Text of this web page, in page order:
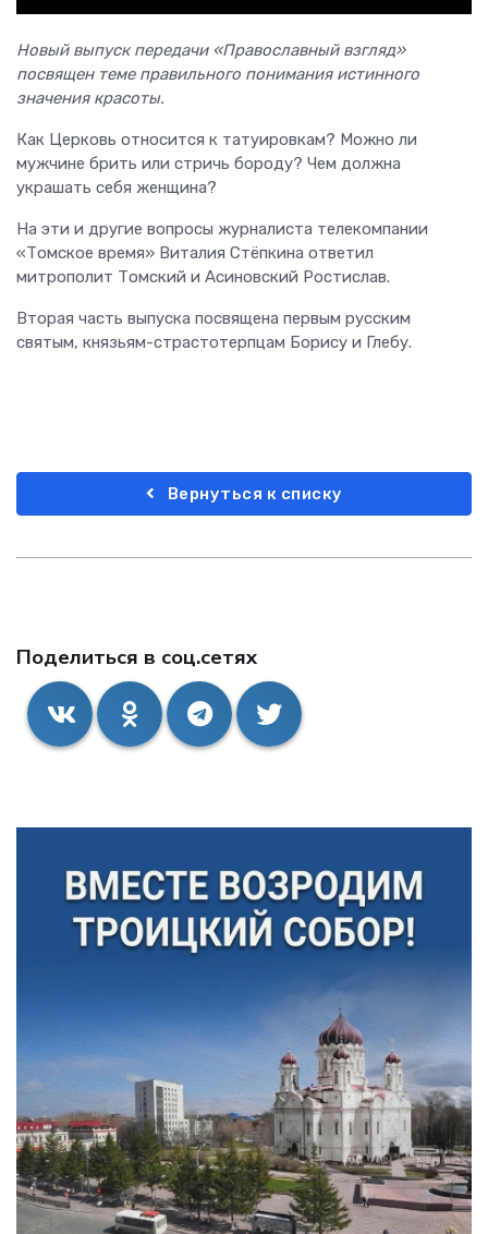
Поделиться в соц.сетях
Новый выпуск передачи «Православный взгляд»
посвящен теме правильного понимания истинного
значения красоты.
Как Церковь относится к татуировкам? Можно ли
мужчине брить или стричь бороду? Чем должна
украшать себя женщина?
На эти и другие вопросы журналиста телекомпании
«Томское время» Виталия Стёпкина ответил
митрополит Томский и Асиновский Ростислав.
Вторая часть выпуска посвящена первым русским
святым, князьям-страстотерпцам Борису и Глебу.
Вернуться к списку